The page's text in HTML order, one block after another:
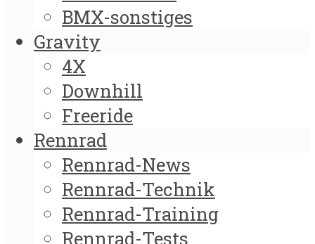
BMX-sonstiges
Gravity
4X
Downhill
Freeride
Rennrad
Rennrad-News
Rennrad-Technik
Rennrad-Training
Rennrad-Tests